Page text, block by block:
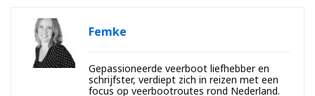
Femke
Gepassioneerde veerboot liefhebber en
schrijfster, verdiept zich in reizen met een
focus op veerbootroutes rond Nederland.